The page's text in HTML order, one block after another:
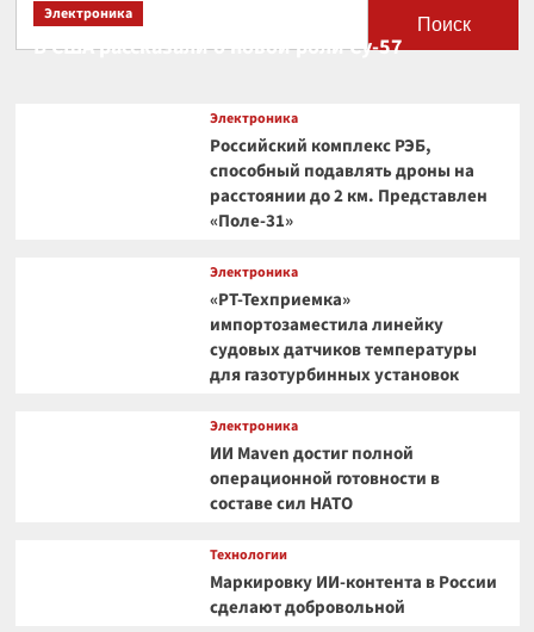
Поиск
Электроника
В США рассказали о новой роли Су-57
Электроника
Российский комплекс РЭБ,
способный подавлять дроны на
расстоянии до 2 км. Представлен
«Поле-31»
Электроника
«РТ-Техприемка»
импортозаместила линейку
судовых датчиков температуры
для газотурбинных установок
Электроника
ИИ Maven достиг полной
операционной готовности в
составе сил НАТО
Технологии
Маркировку ИИ-контента в России
сделают добровольной